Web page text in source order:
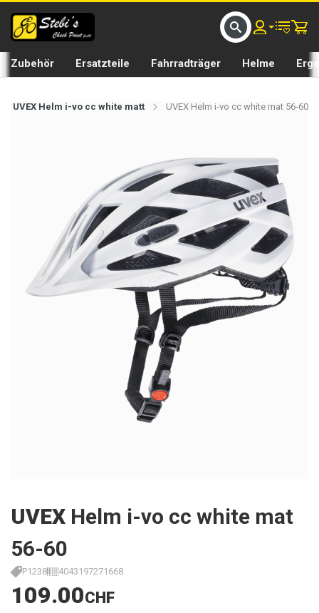
Zubehör Ersatzteile Fahrradträger Helme
UVEX Helm i-vo cc white matt UVEX Helm i-vo cc white mat 56-60
UVEX Helm i-vo cc white mat
56-60
P1238 4043197271668
109.00CHF